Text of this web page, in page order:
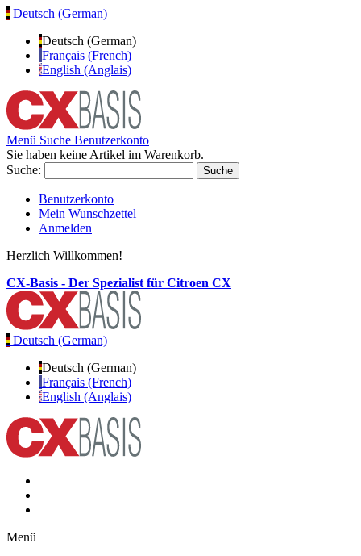
Deutsch (German)
Deutsch (German)
Français (French)
English (Anglais)
Menü Suche Benutzerkonto
Sie haben keine Artikel im Warenkorb.
Suche:
Suche
Benutzerkonto
Mein Wunschzettel
Anmelden
Herzlich Willkommen!
CX-Basis - Der Spezialist für Citroen CX
Deutsch (German)
Deutsch (German)
Français (French)
English (Anglais)
Menü